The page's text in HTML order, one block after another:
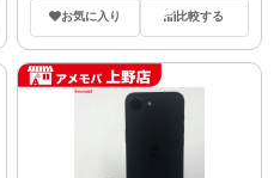
お気に入り 比較する